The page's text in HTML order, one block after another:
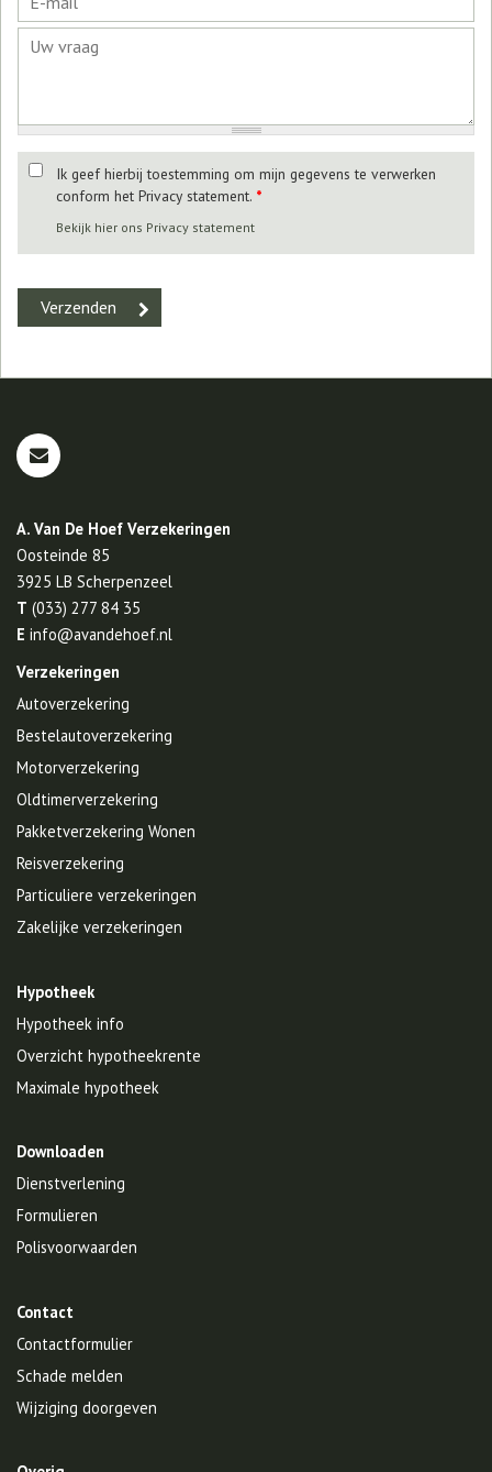
Ik geef hierbij toestemming om mijn gegevens te verwerken
conform het Privacy statement. *
Bekijk hier ons Privacy statement
A. Van De Hoef Verzekeringen
Oosteinde 85
3925 LB Scherpenzeel
T (033) 277 84 35
E info@avandehoef.nl
Verzekeringen
Autoverzekering
Bestelautoverzekering
Motorverzekering
Oldtimerverzekering
Pakketverzekering Wonen
Reisverzekering
Particuliere verzekeringen
Zakelijke verzekeringen
Hypotheek
Hypotheek info
Overzicht hypotheekrente
Maximale hypotheek
Downloaden
Dienstverlening
Formulieren
Polisvoorwaarden
Contact
Contactformulier
Schade melden
Wijziging doorgeven